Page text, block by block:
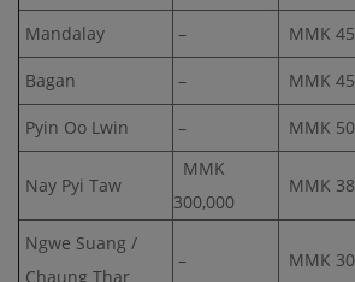
Mandalay – MMK
Bagan – MMK
Pyin Oo Lwin – MMK
Nay Pyi Taw
MMK
300,000
MMK
Ngwe Suang /
Chaung Thar
– MMK